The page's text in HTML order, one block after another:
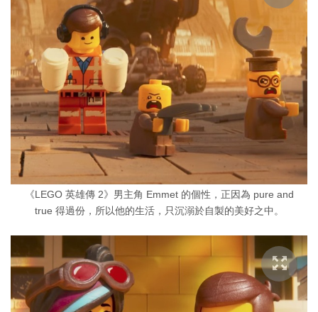
《LEGO 英雄傳 2》男主角 Emmet 的個性，正因為 pure and
true 得過份，所以他的生活，只沉溺於自製的美好之中。